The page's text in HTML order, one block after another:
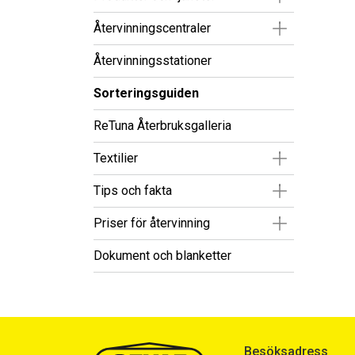
Återvinningscentraler Visa/Göm
Återvinningsstationer
Sorteringsguiden
ReTuna Återbruksgalleria
Textilier Visa/Göm
Tips och fakta Visa/Göm
Priser för återvinning Visa/Göm
Dokument och blanketter
Besöksadress